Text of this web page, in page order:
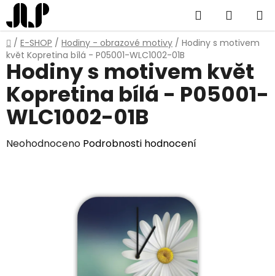
Přejít
na
obsah
Hledat
KOŠÍK
Domů
/ E-SHOP / Hodiny - obrazové motivy / Hodiny s motivem
květ Kopretina bílá - P05001-WLC1002-01B
Hodiny s motivem květ
Kopretina bílá - P05001-
WLC1002-01B
Průměrné
Neohodnoceno Podrobnosti hodnocení